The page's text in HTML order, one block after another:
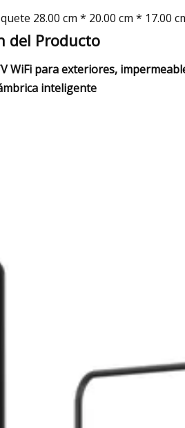
28.00 cm * 20.00 cm * 17.00
del Producto
WiFi para exteriores,
inteligente